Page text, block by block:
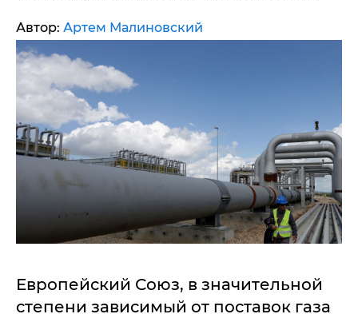
Автор: Артем Малиновский
Европейский Союз, в значительной
степени зависимый от поставок газа